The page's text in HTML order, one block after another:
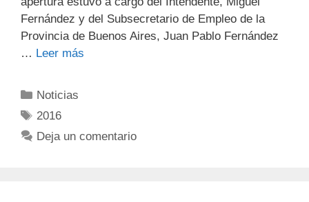
Fernández y del ‎Subsecretario de Empleo de la
Provincia de Buenos Aires, Juan Pablo Fernández
… Leer más
Noticias
2016
Deja un comentario